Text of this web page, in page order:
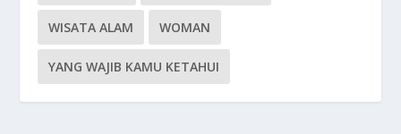
WISATA ALAM WOMAN
YANG WAJIB KAMU KETAHUI